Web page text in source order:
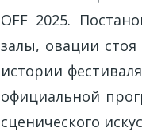
OFF 2025.
залы, овации
истории
официальной
сценического